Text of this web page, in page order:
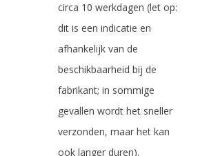
circa 10 werkdagen (let op:
dit is een indicatie en
afhankelijk van de
beschikbaarheid bij de
fabrikant; in sommige
gevallen wordt het sneller
verzonden, maar het kan
ook langer duren).